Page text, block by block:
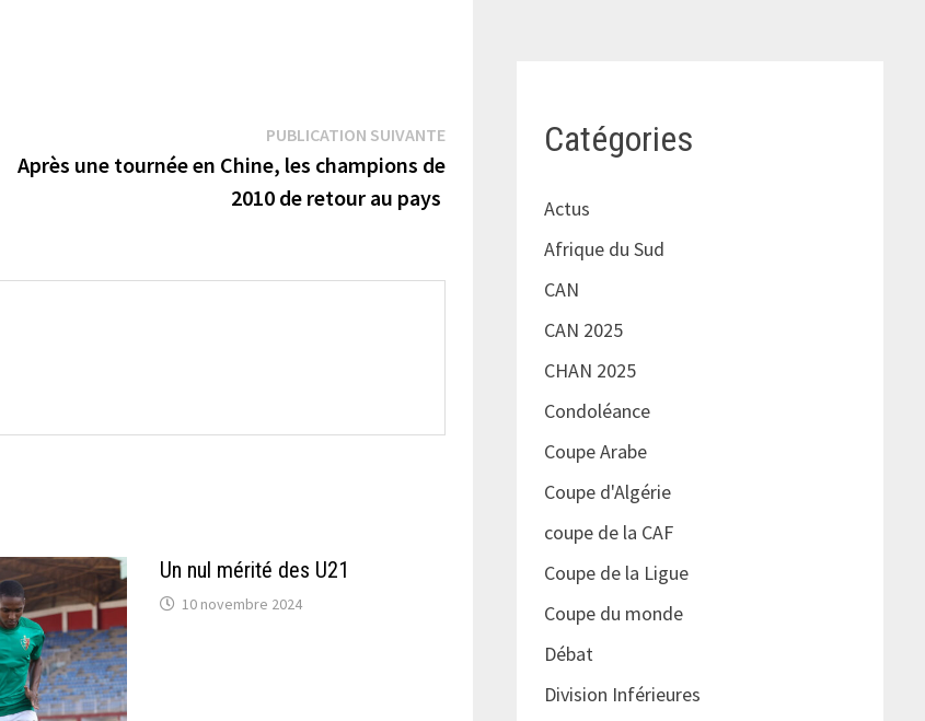
PUBLICATION SUIVANTEPublication
suivante :
Après une tournée en Chine, les champions de
2010 de retour au pays
Un nul mérité des U21
10 novembre 2024
Catégories
Actus
Afrique du Sud
CAN
CAN 2025
CHAN 2025
Condoléance
Coupe Arabe
Coupe d'Algérie
coupe de la CAF
Coupe de la Ligue
Coupe du monde
Débat
Division Inférieures